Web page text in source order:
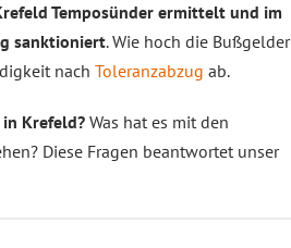
Temposünder ermittelt und im
sanktioniert. Wie hoch die Bußgelder
nach Toleranzabzug ab.
Krefeld?Was hat es mit den
Diese Fragen beantwortet unser